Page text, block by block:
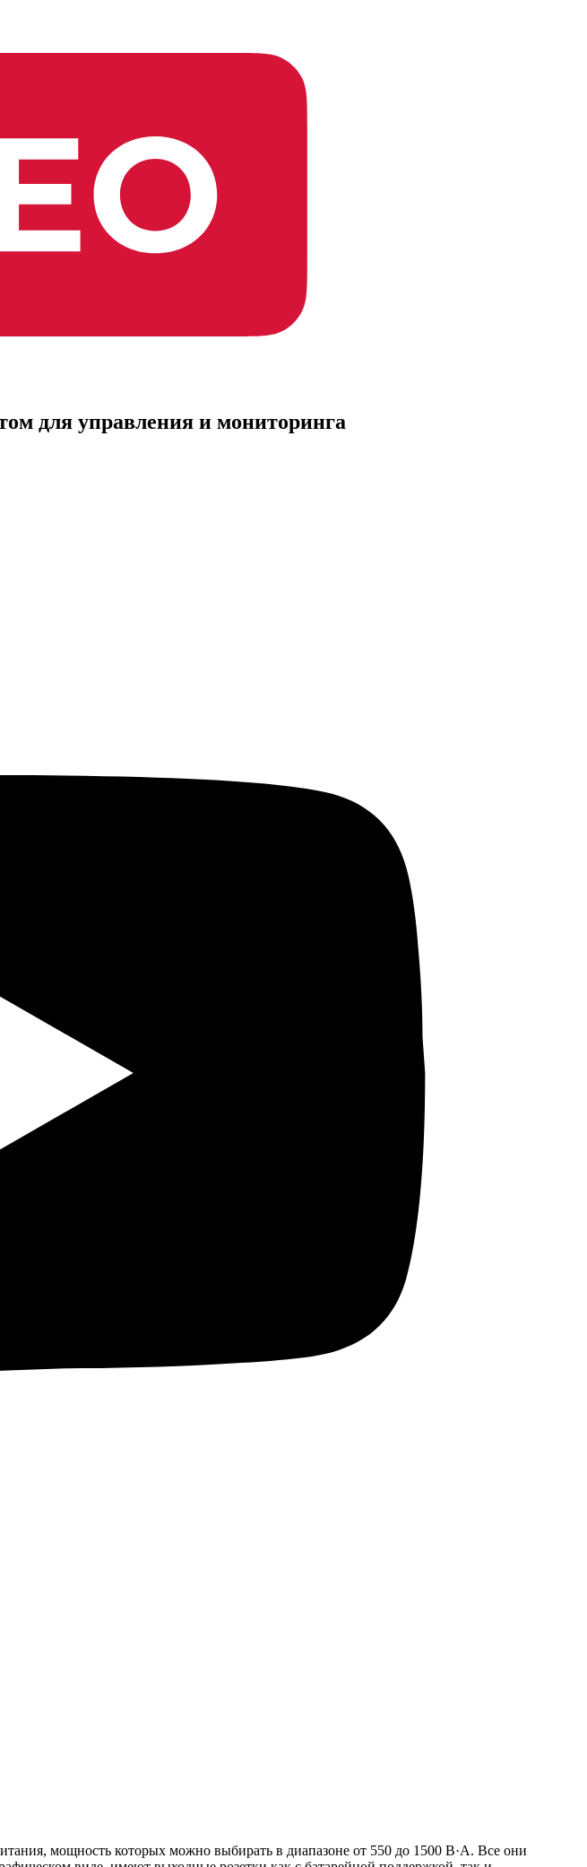
для управления и мониторинга
мощность которых можно выбирать в диапазоне от 550 до 1500 В·А. Все они